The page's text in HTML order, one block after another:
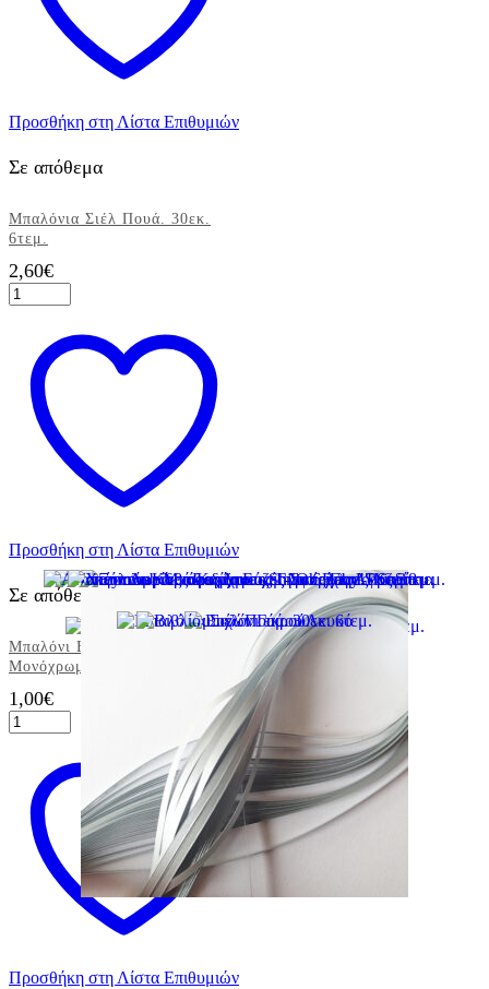
Προσθήκη στη Λίστα Επιθυμιών
Σε απόθεμα
Μπαλόνια Σιέλ Πουά. 30εκ.
6τεμ.
2,60€
Μπαλόνια
Σιέλ
30εκ.
6τεμ.
ποσότητα
Προσθήκη στη Λίστα Επιθυμιών
Σε απόθεμα
Μπαλόνι Εκρού Παστέλ
Μονόχρωμο 5τεμ. 30εκ.
1,00€
Μπαλόνι
Εκρού
Μονόχρωμο
5τεμ.
30εκ.
ποσότητα
Προσθήκη στη Λίστα Επιθυμιών